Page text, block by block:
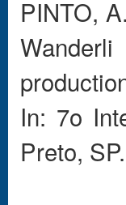
PINTO,
In: 7o
Preto,